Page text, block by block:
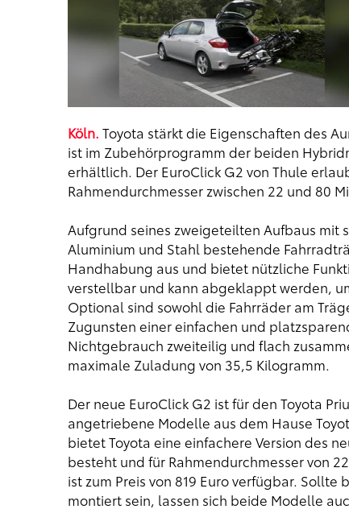
Köln. Toyota stärkt die Eigenschaften des
ist im Zubehörprogramm der beiden
erhältlich. Der EuroClick G2 von Thule
Rahmendurchmesser zwischen 22 und 80
Aufgrund seines zweigeteilten Aufbaus mit
Aluminium und Stahl bestehende
Handhabung aus und bietet nützliche
verstellbar und kann abgeklappt werden,
Optional sind sowohl die Fahrräder am
Zugunsten einer einfachen und
Nichtgebrauch zweiteilig und flach
maximale Zuladung von 35,5 Kilogramm.
Der neue EuroClick G2 ist für den Toyota
angetriebene Modelle aus dem Hause
bietet Toyota eine einfachere Version des
besteht und für Rahmendurchmesser von
ist zum Preis von 819 Euro verfügbar.
montiert sein, lassen sich beide Modelle